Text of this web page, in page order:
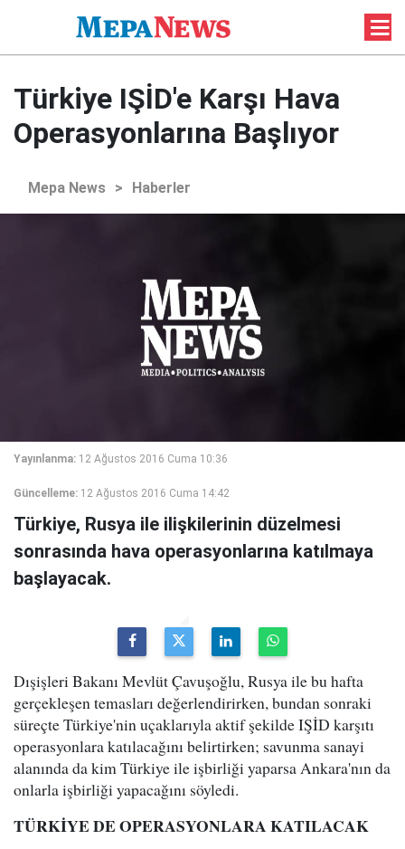
Türkiye IŞİD'e Karşı Hava
Operasyonlarına Başlıyor
Mepa News > Haberler
Yayınlanma: 12 Ağustos 2016 Cuma 10:36
Güncelleme: 12 Ağustos 2016 Cuma 14:42
Türkiye, Rusya ile ilişkilerinin düzelmesi
sonrasında hava operasyonlarına katılmaya
başlayacak.
Dışişleri Bakanı Mevlüt Çavuşoğlu, Rusya ile bu hafta
gerçekleşen temasları değerlendirirken, bundan sonraki
süreçte Türkiye'nin uçaklarıyla aktif şekilde IŞİD karşıtı
operasyonlara katılacağını belirtirken; savunma sanayi
alanında da kim Türkiye ile işbirliği yaparsa Ankara'nın da
onlarla işbirliği yapacağını söyledi.
TÜRKİYE DE OPERASYONLARA KATILACAK